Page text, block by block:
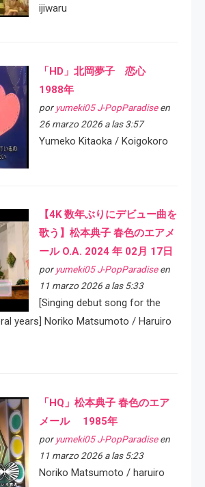
ijiwaru
「HD」北岡夢子 恋心
1988年
por yumeki05 J-PopParadiseen
26 marzo 2026 a las 3:57
Yumeko Kitaoka / Koigokoro
【4K 数年ぶりにデビュー曲を
歌う】松本典子 春色のエアメ
ール O.A. 2024 年 02月 17日
por yumeki05 J-PopParadiseen
11 marzo 2026 a las 5:33
[Singing debut song for the
years] Noriko Matsumoto / Haruiro
「HQ」松本典子 春色のエア
メール 1985年
por yumeki05 J-PopParadiseen
11 marzo 2026 a las 5:23
Noriko Matsumoto / haruiro